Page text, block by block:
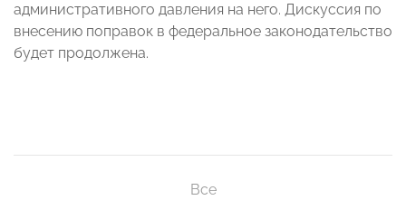
административного давления на него. Дискуссия по
внесению поправок в федеральное законодательство
будет продолжена.
Все